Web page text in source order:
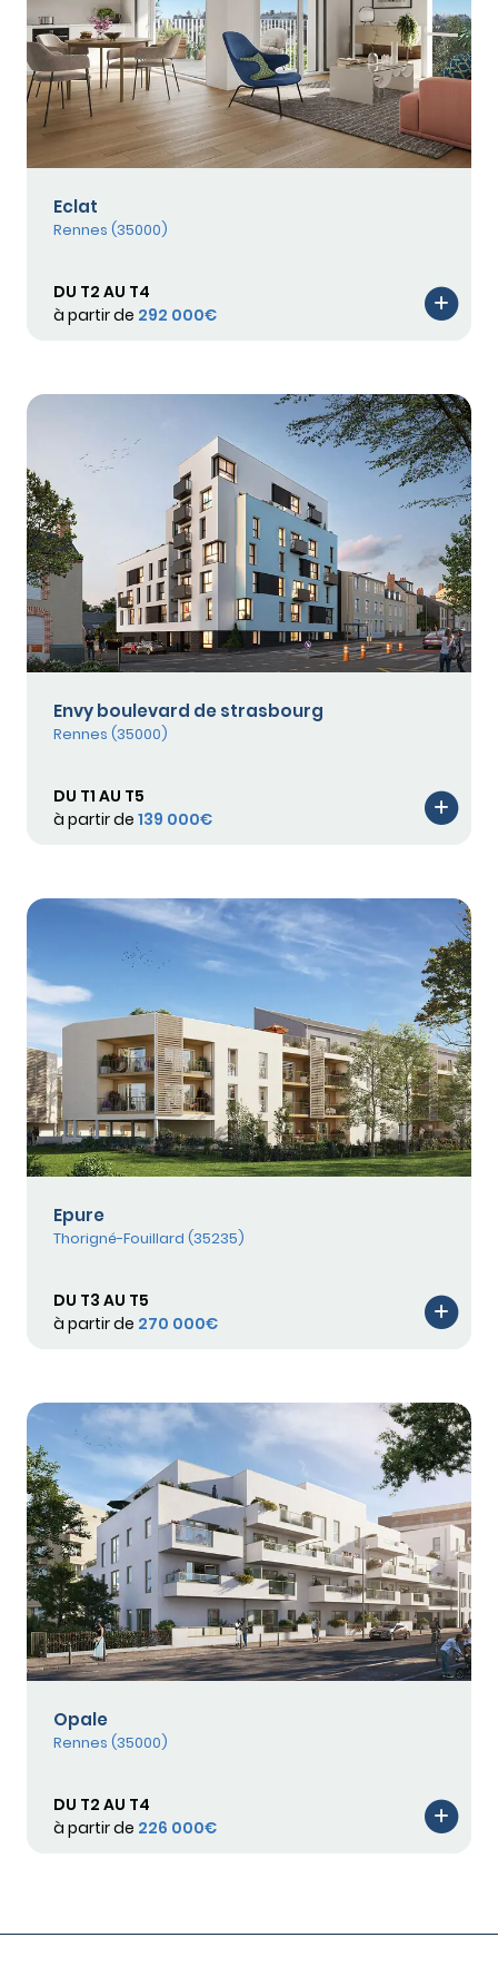
Eclat
Rennes (35000)
DU T2 AU T4
à partir de 292 000€
Envy boulevard de strasbourg
Rennes (35000)
DU T1 AU T5
à partir de 139 000€
Epure
Thorigné-Fouillard (35235)
DU T3 AU T5
à partir de 270 000€
Opale
Rennes (35000)
DU T2 AU T4
à partir de 226 000€